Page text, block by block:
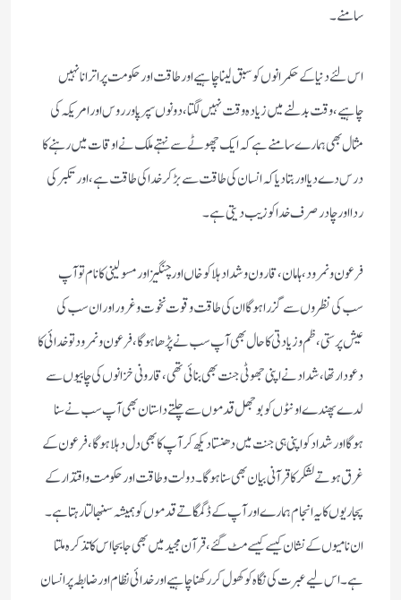
سامنے۔
اس لئے دنیا کے حکمرانوں کو سبق لینا چاہیے اور طاقت اور حکومت پر اترانا نہیں
چاہیے، وقت بدلنے میں زیادہ وقت نہیں لگتا، دونوں سپر پاور روس اور امریکہ کی
مثال بھی ہمارے سامنے ہے کہ ایک چھوٹے سے نہتے ملک نے اوقات میں رہنے کا
درس دے دیا اور بتا دیا کہ انسان کی طاقت سے بڑ کر خدا کی طاقت ہے، اور تکبر کی
ردا اور چادر صرف خدا کو زیب دیتی ہے۔
فرعون و نمرود،ہامان،قارون و شداد ہلاکو خاں اور چنگیز اور مسولینی کا نام تو آپ
سب کی نظروں سے گزرا ہوگا ان کی طاقت و قوت نخوت و غرور اوران سب کی
عیش پرستی، ظم و زیادتی کا حال بھی آپ سب نے پڑھا ہوگا، فرعون و نمرود تو خدائی کا
دعودار تھا، شداد نے اپنی جھوٹی جنت بھی بنائی تھی، قارونی خزانوں کی چابیوں سے
لدے پھندے اونٹوں کو بوجھل قدموں سے چلتے داستان بھی آپ سب نے سنا
ہوگا اور شداد کو اپنی ہی جنت میں دھنستا دیکھ کر آپ کا بھی دل دہلا ہوگا، فرعون کے
غرق ہوتے لشکر کا قرآنی بیان بھی سنا ہوگا۔ دولت و طاقت اور حکومت و اقتدار کے
پجاریوں کا یہ انجام ہمارے اور آپ کے ڈگمگاتے قدموں کو ہمیشہ سنبھالتا رہتا ہے۔
ان نامیوں کے نشان کیسے کیسے مٹ گئے، قرآن مجید میں بھی جابجا اس کا تذکرہ ملتا
ہے۔ اس لیے عبرت کی نگاہ کو کھول کر رکھنا چاہیے اور خدائی نظام اور ضابطہ پر انسان